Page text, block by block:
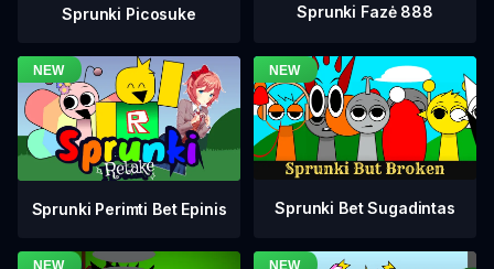
Sprunki Picosuke Sprunki Fazė 888
Sprunki Perimti Bet Epinis Sprunki Bet Sugadintas